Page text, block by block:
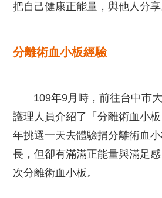
把自己健康正能量，與他人分享
分離術血小板經驗
109年9月時，前往台中市大
護理人員介紹了「分離術血小
年挑選一天去體驗捐分離術血
長，但卻有滿滿正能量與滿足
次分離術血小板。